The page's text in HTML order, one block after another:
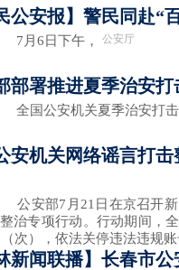
公安报】警民同赴
日下午， 公安厅
部署推进夏季治安打
安机关夏季治安打击
安机关网络谣言打
7月21日在京召开新闻
治专项行动。行动期间，
次），依法关停违法违规账
新闻联播】长春市